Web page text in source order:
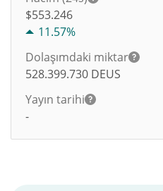
$553.246
11.57%
Dolaşımdaki miktar
528.399.730 DEUS
Yayın tarihi
-